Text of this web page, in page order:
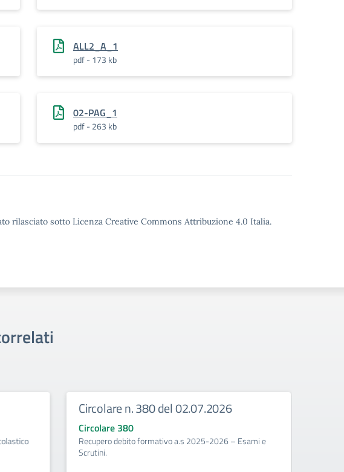
ALL2_A_1
pdf - 173 kb
02-PAG_1
pdf - 263 kb
rilasciato sotto Licenza Creative Commons Attribuzione 4.0 Italia.
Circolare n. 380 del 02.07.2026
Circolare 380
Recupero debito formativo a.s 2025-2026 – Esami e
Scrutini.